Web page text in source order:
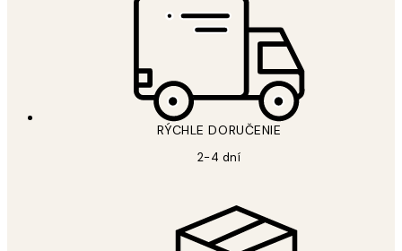
RÝCHLE DORUČENIE
2-4 dní